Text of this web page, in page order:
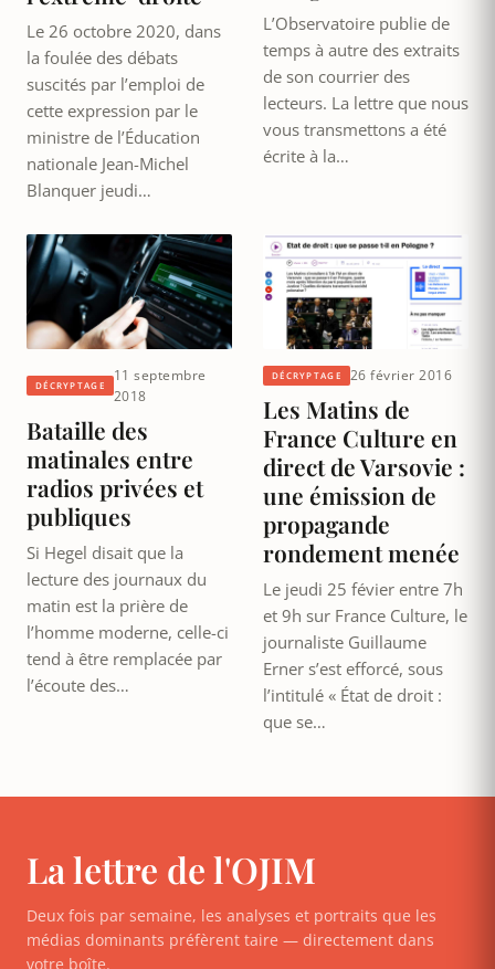
Le 26 octobre 2020, dans
la foulée des débats
suscités par l’emploi de
cette expression par le
ministre de l’Éducation
nationale Jean-Michel
Blanquer jeudi…
L’Observatoire publie de
temps à autre des extraits
de son courrier des
lecteurs. La lettre que nous
vous transmettons a été
écrite à la…
DÉCRYPTAGE
11 septembre
2018
Bataille des
matinales entre
radios privées et
publiques
Si Hegel disait que la
lecture des journaux du
matin est la prière de
l’homme moderne, celle-ci
tend à être remplacée par
l’écoute des…
DÉCRYPTAGE 26 février 2016
Les Matins de
France Culture en
direct de Varsovie :
une émission de
propagande
rondement menée
Le jeudi 25 févier entre 7h
et 9h sur France Culture, le
journaliste Guillaume
Erner s’est efforcé, sous
l’intitulé « État de droit :
que se…
La lettre de l'OJIM
Deux fois par semaine, les analyses et portraits que les
médias dominants préfèrent taire — directement dans
votre boîte.